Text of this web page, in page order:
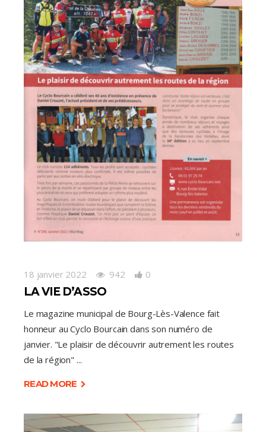
18 janvier 2022 942 0
LA VIE D’ASSO
Le magazine municipal de Bourg-Lès-Valence fait
honneur au Cyclo Bourcain dans son numéro de
janvier. "Le plaisir de découvrir autrement les routes
de la région"
READ MORE